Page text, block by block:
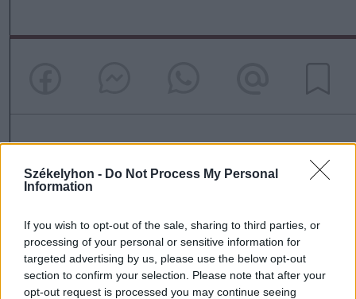
Székelyhon - Do Not Process My Personal
Information
If you wish to opt-out of the sale, sharing to third parties, or
processing of your personal or sensitive information for
targeted advertising by us, please use the below opt-out
section to confirm your selection. Please note that after your
opt-out request is processed you may continue seeing
szóljon hozzá!
Ezek is érdekelhetik